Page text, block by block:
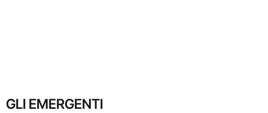
GLI EMERGENTI